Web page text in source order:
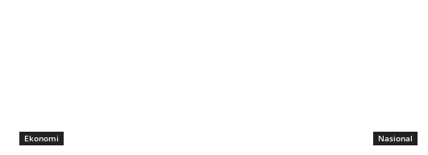
Ekonomi Nasional